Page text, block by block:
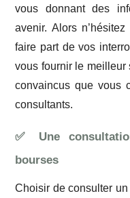
vous donnant des
avenir. Alors
faire part de vos
vous fournir le meilleur
convaincus que vous
consultants.
✅ Une
bourses
Choisir de consulter